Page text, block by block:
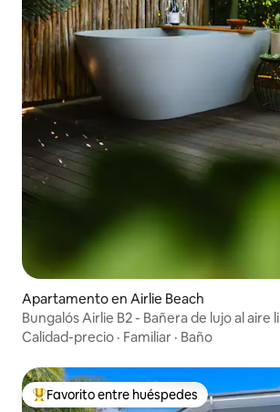
Apartamento en Airlie Beach
Bungalós Airlie B2 - Bañera de lujo al aire
Calidad-precio · Familiar · Baño
Favorito entre huéspedes preferido
Favorito entre huéspedes